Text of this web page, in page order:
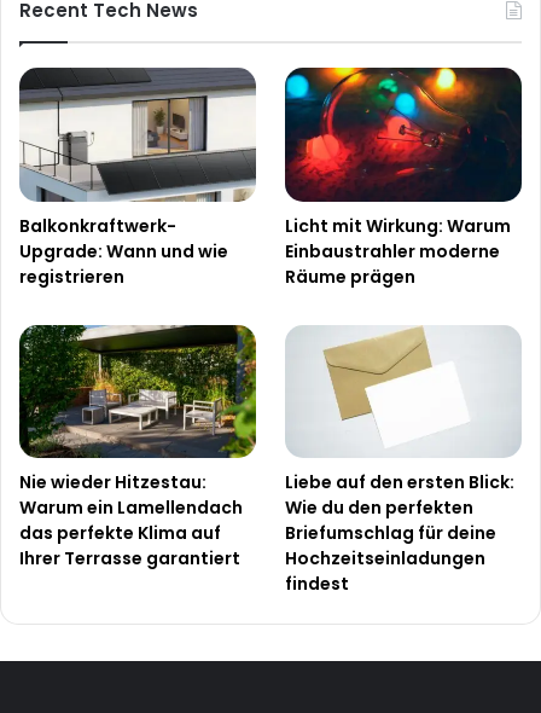
Recent Tech News
Balkonkraftwerk-
Upgrade: Wann und wie
registrieren
Licht mit Wirkung: Warum
Einbaustrahler moderne
Räume prägen
Nie wieder Hitzestau:
Warum ein Lamellendach
das perfekte Klima auf
Ihrer Terrasse garantiert
Liebe auf den ersten Blick:
Wie du den perfekten
Briefumschlag für deine
Hochzeitseinladungen
findest